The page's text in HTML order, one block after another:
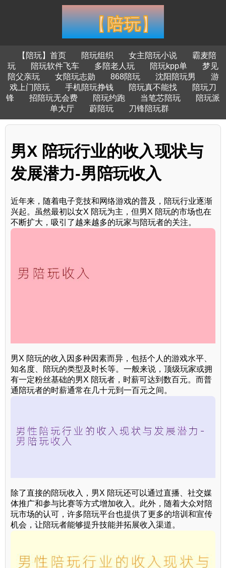
【陪玩】首页 陪玩组织 女主陪玩小说
霸麦陪
玩
陪玩软件飞车 多陪老人玩 陪玩kpp单
梦见
陪父亲玩
女陪玩志勋 868陪玩 沈阳陪玩男
游
戏上门陪玩
手机陪玩挣钱 陪玩真不能找
陪玩刀
锋
招陪玩无会费 陪玩约跑 当笔芯陪玩
陪玩派
单大厅
蔚陪玩 刀锋陪玩群
男X 陪玩行业的收入现状与
发展潜力-男陪玩收入
近年来，随着电子竞技和网络游戏的普及，陪玩行业逐渐
兴起。虽然最初以女X 陪玩为主，但男X 陪玩的市场也在
不断扩大，吸引了越来越多的玩家与陪玩者的关注。
男X 陪玩的收入因多种因素而异，包括个人的游戏水平、
知名度、陪玩的类型及时长等。一般来说，顶级玩家或拥
有一定粉丝基础的男X 陪玩者，时薪可达到数百元。而普
通陪玩者的时薪通常在几十元到一百元之间。
除了直接的陪玩收入，男X 陪玩还可以通过直播、社交媒
体推广和参与比赛等方式增加收入。此外，随着大众对陪
玩市场的认可，许多陪玩平台也提供了更多的培训和宣传
机会，让陪玩者能够提升技能并拓展收入渠道。